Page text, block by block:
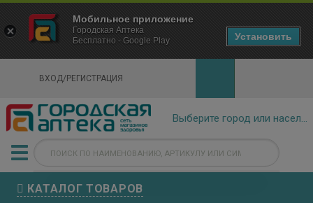
ВХОД/РЕГИСТРАЦИЯ
КАТАЛОГ ТОВАРОВ
×
Городская Аптека Маркетплейс
- In Google Play
Мобильное приложение
Городская Аптека
Бесплатно - Google Play
Установить